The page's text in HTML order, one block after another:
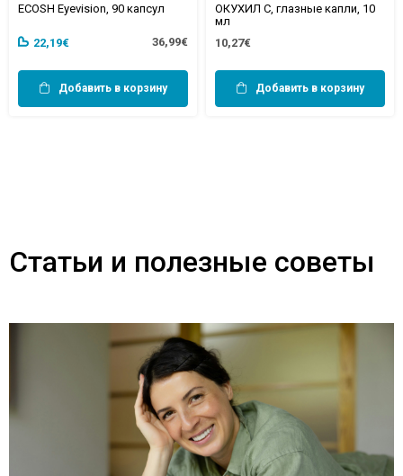
ECOSH Eyevision, 90 капсул
22,19€ 36,99€
Добавить в корзину
ОКУХИЛ С, глазные капли, 10
мл
10,27€
Добавить в корзину
Статьи и полезные советы